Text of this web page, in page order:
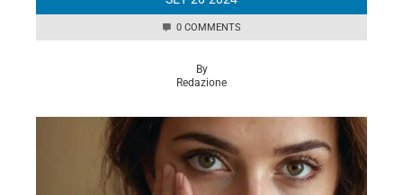
0 COMMENTS
By
Redazione